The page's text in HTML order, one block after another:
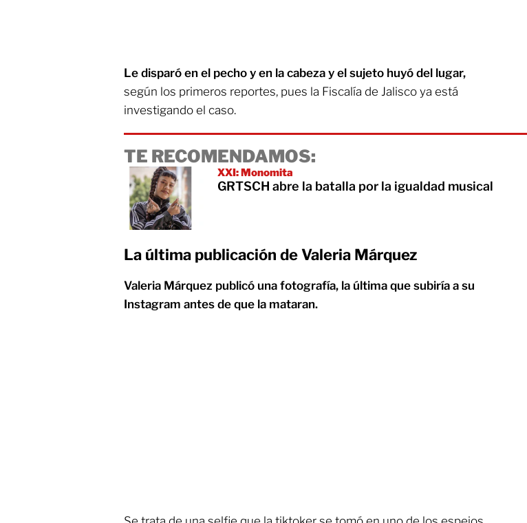
Le disparó en el pecho y en la cabeza y el sujeto huyó del lugar,
según los primeros reportes, pues la Fiscalía de Jalisco ya está
investigando el caso.
TE RECOMENDAMOS:
XXI: Monomita
GRTSCH abre la batalla por la igualdad musical
La última publicación de Valeria Márquez
Valeria Márquez publicó una fotografía, la última que subiría a su
Instagram antes de que la mataran.